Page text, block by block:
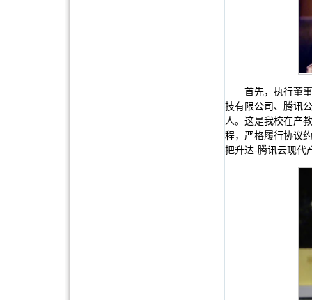
首先，执行董
技有限公司、腾讯
人。这是我校在产
程，严格履行协议
把升达-腾讯云现代